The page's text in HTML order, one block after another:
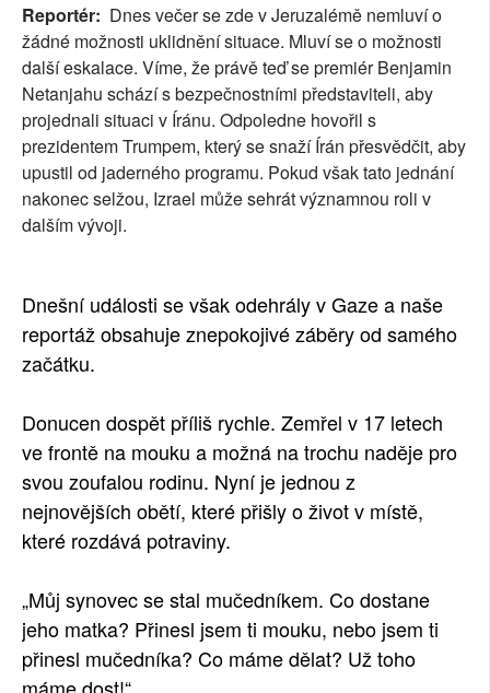
Reportér: Dnes večer se zde v Jeruzalémě nemluví o
žádné možnosti uklidnění situace. Mluví se o možnosti
další eskalace. Víme, že právě teď se premiér Benjamin
Netanjahu schází s bezpečnostními představiteli, aby
projednali situaci v Íránu. Odpoledne hovořil s
prezidentem Trumpem, který se snaží Írán přesvědčit, aby
upustil od jaderného programu. Pokud však tato jednání
nakonec selžou, Izrael může sehrát významnou roli v
dalším vývoji.
Dnešní události se však odehrály v Gaze a naše
reportáž obsahuje znepokojivé záběry od samého
začátku.
Donucen dospět příliš rychle. Zemřel v 17 letech
ve frontě na mouku a možná na trochu naděje pro
svou zoufalou rodinu. Nyní je jednou z
nejnovějších obětí, které přišly o život v místě,
které rozdává potraviny.
„Můj synovec se stal mučedníkem. Co dostane
jeho matka? Přinesl jsem ti mouku, nebo jsem ti
přinesl mučedníka? Co máme dělat? Už toho
máme dost!“